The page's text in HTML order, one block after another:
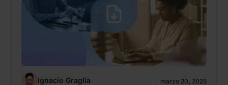
Ignacio Graglia marzo 20, 2025